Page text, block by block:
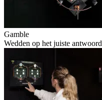
Gamble
Wedden op het juiste antwoord